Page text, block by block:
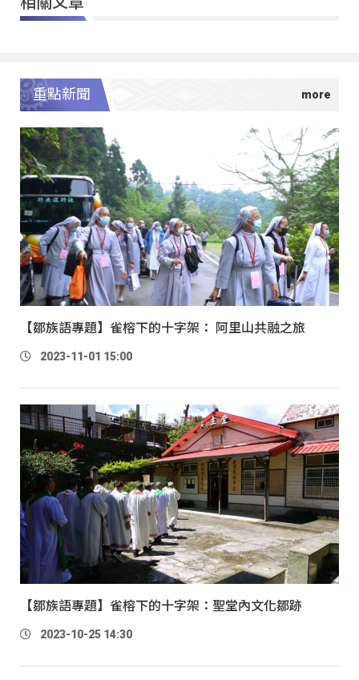
重點新聞
【鄒族語專題】雀榕下的十字架： 阿里山共融之旅
2023-11-01 15:00
【鄒族語專題】雀榕下的十字架：聖堂內文化鄒跡
2023-10-25 14:30